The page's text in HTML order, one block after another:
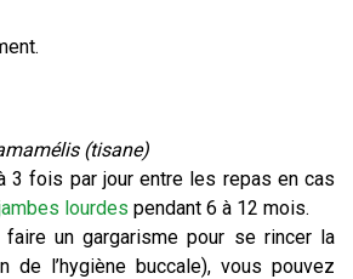
(tisane)
3 fois par jour entre les repas en cas
lourdes pendant 6 à 12 mois.
un gargarisme pour se rincer la
de l’hygiène buccale), vous pouvez